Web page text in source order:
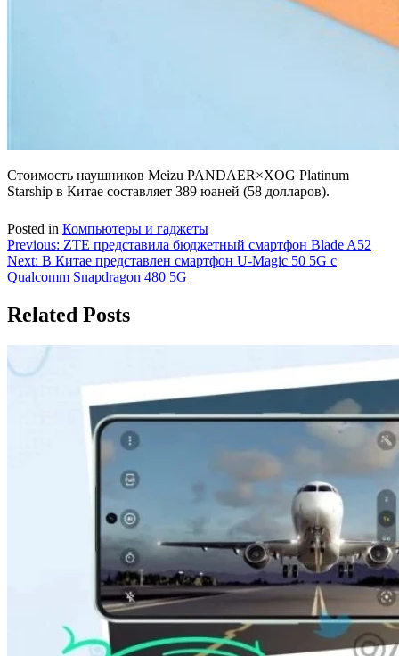
Стоимость наушников Meizu PANDAER×XOG Platinum
Starship в Китае составляет 389 юаней (58 долларов).
Posted in Компьютеры и гаджеты
Навигация
по
Previous: ZTE представила бюджетный смартфон Blade A52
Next: В Китае представлен смартфон U-Magic 50 5G с
Qualcomm Snapdragon 480 5G
Related Posts